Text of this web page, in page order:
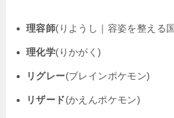
理容師(りようし｜容姿を整える
理化学(りかがく)
リグレー(ブレインポケモン)
リザード(かえんポケモン)